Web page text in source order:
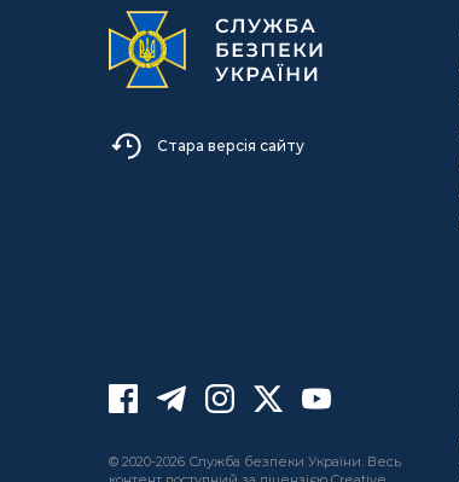
Стара версія сайту
© 2020-2026 Служба безпеки України. Весь